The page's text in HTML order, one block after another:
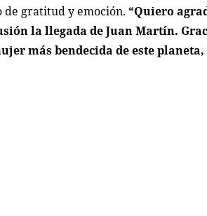
de gratitud y emoción. “Quiero
la llegada de Juan Martín.
más bendecida de este planeta,